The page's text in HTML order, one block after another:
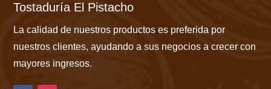
Tostaduría El Pistacho
La calidad de nuestros productos es preferida por
nuestros clientes, ayudando a sus negocios a crecer con
mayores ingresos.